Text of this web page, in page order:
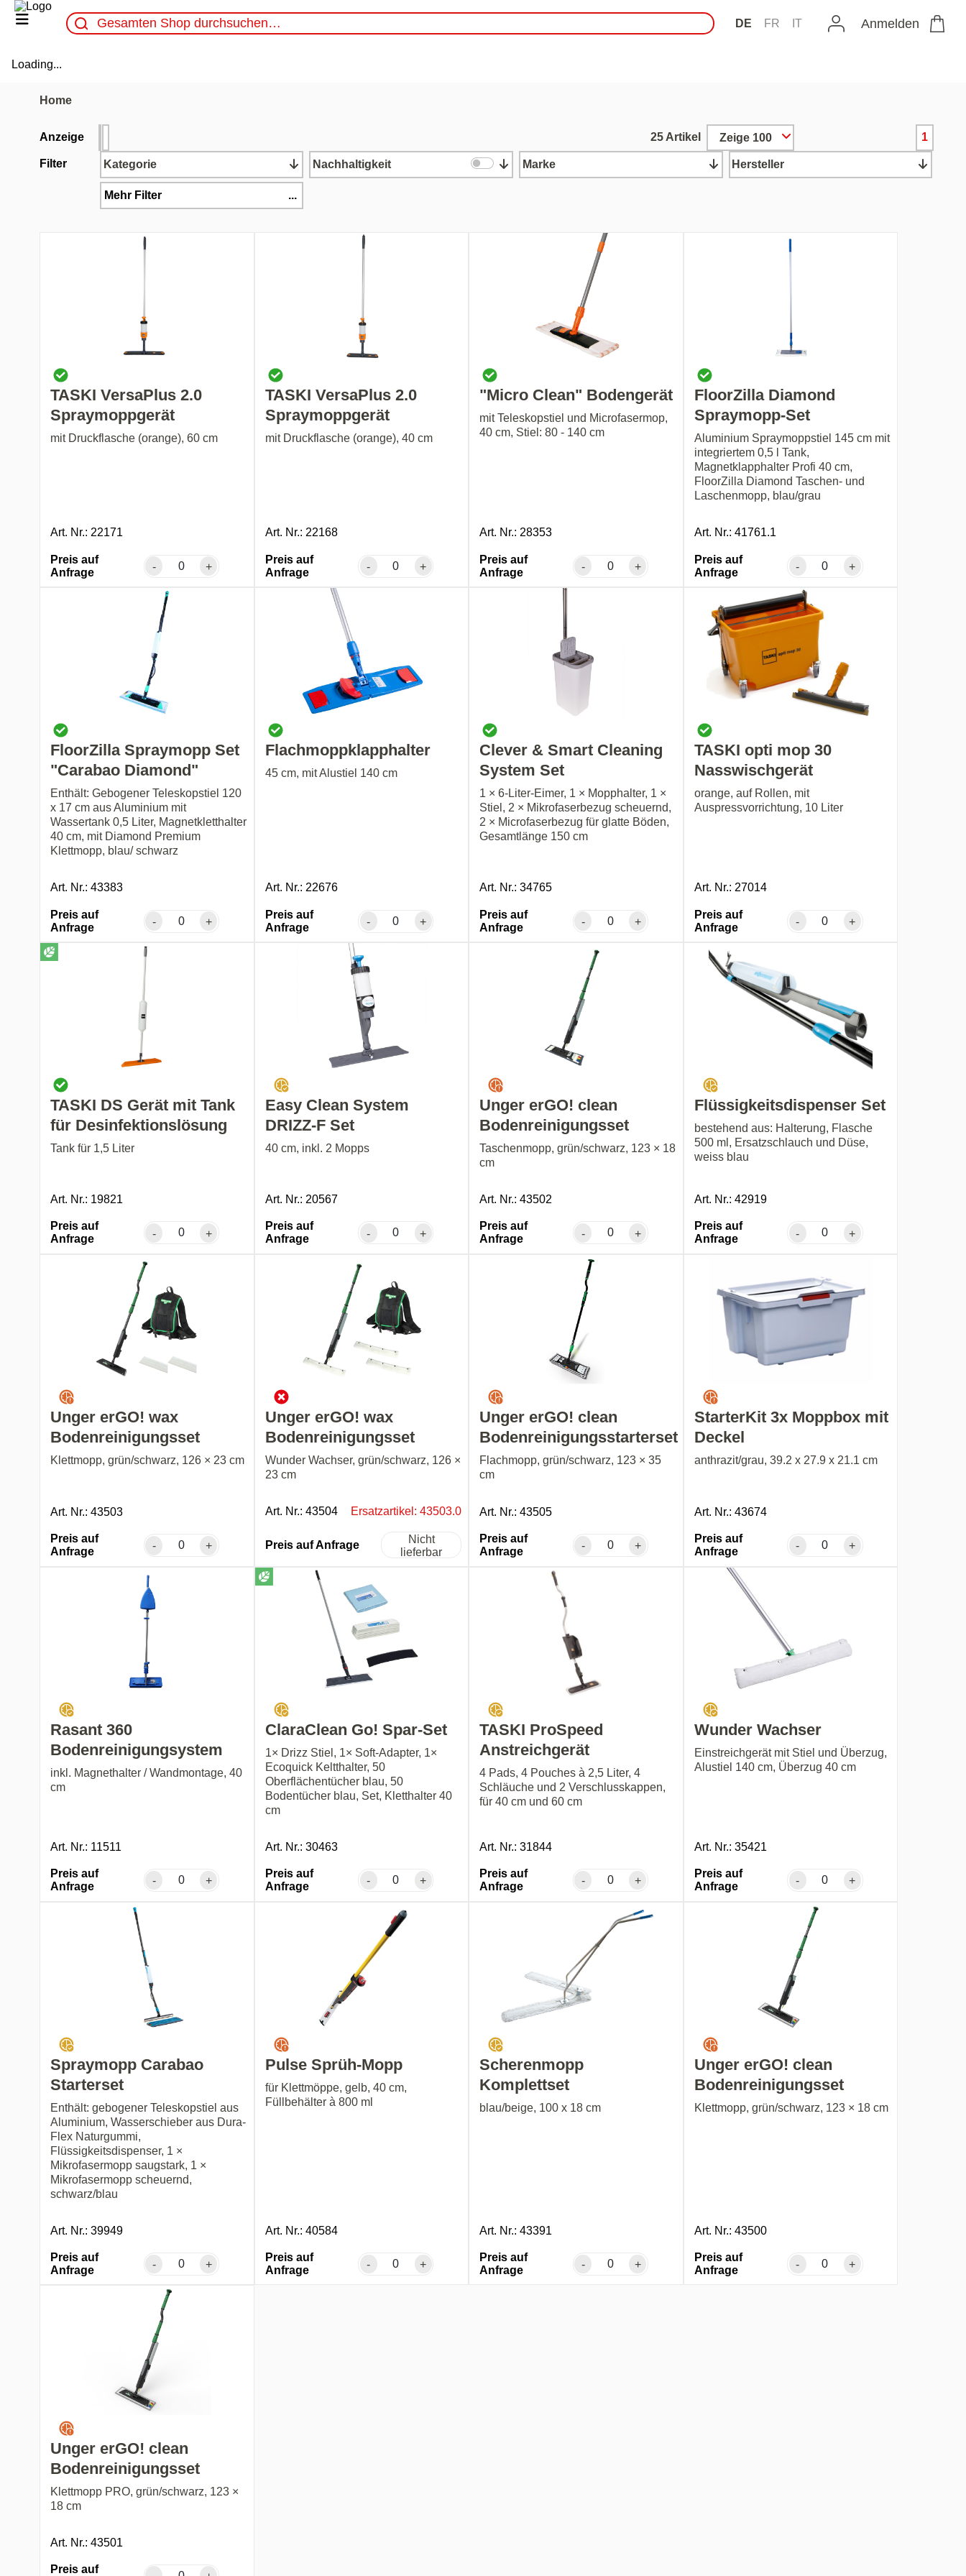
DE FR IT Anmelden
Loading...
Home
Anzeige 25 Artikel Zeige 100 1
Filter Kategorie Nachhaltigkeit Marke Hersteller
Mehr Filter ...
TASKI VersaPlus 2.0
Spraymoppgerät
mit Druckflasche (orange), 60 cm
Art. Nr.: 22171
Preis auf
Anfrage
- +
TASKI VersaPlus 2.0
Spraymoppgerät
mit Druckflasche (orange), 40 cm
Art. Nr.: 22168
Preis auf
Anfrage
- +
"Micro Clean" Bodengerät
mit Teleskopstiel und Microfasermop,
40 cm, Stiel: 80 - 140 cm
Art. Nr.: 28353
Preis auf
Anfrage
- +
FloorZilla Diamond
Spraymopp-Set
Aluminium Spraymoppstiel 145 cm mit
integriertem 0,5 l Tank,
Magnetklapphalter Profi 40 cm,
FloorZilla Diamond Taschen- und
Laschenmopp, blau/grau
Art. Nr.: 41761.1
Preis auf
Anfrage
- +
FloorZilla Spraymopp Set
"Carabao Diamond"
Enthält: Gebogener Teleskopstiel 120
x 17 cm aus Aluminium mit
Wassertank 0,5 Liter, Magnetkletthalter
40 cm, mit Diamond Premium
Klettmopp, blau/ schwarz
Art. Nr.: 43383
Preis auf
Anfrage
- +
Flachmoppklapphalter
45 cm, mit Alustiel 140 cm
Art. Nr.: 22676
Preis auf
Anfrage
- +
Clever & Smart Cleaning
System Set
1 × 6-Liter-Eimer, 1 × Mopphalter, 1 ×
Stiel, 2 × Mikrofaserbezug scheuernd,
2 × Microfaserbezug für glatte Böden,
Gesamtlänge 150 cm
Art. Nr.: 34765
Preis auf
Anfrage
- +
TASKI opti mop 30
Nasswischgerät
orange, auf Rollen, mit
Auspressvorrichtung, 10 Liter
Art. Nr.: 27014
Preis auf
Anfrage
- +
TASKI DS Gerät mit Tank
für Desinfektionslösung
Tank für 1,5 Liter
Art. Nr.: 19821
Preis auf
Anfrage
- +
Easy Clean System
DRIZZ-F Set
40 cm, inkl. 2 Mopps
Art. Nr.: 20567
Preis auf
Anfrage
- +
Unger erGO! clean
Bodenreinigungsset
Taschenmopp, grün/schwarz, 123 × 18
cm
Art. Nr.: 43502
Preis auf
Anfrage
- +
Flüssigkeitsdispenser Set
bestehend aus: Halterung, Flasche
500 ml, Ersatzschlauch und Düse,
weiss blau
Art. Nr.: 42919
Preis auf
Anfrage
- +
Unger erGO! wax
Bodenreinigungsset
Klettmopp, grün/schwarz, 126 × 23 cm
Art. Nr.: 43503
Preis auf
Anfrage
- +
Unger erGO! wax
Bodenreinigungsset
Wunder Wachser, grün/schwarz, 126 ×
23 cm
Art. Nr.: 43504 Ersatzartikel: 43503.0
Preis auf Anfrage
Nicht
lieferbar
Unger erGO! clean
Bodenreinigungsstarterset
Flachmopp, grün/schwarz, 123 × 35
cm
Art. Nr.: 43505
Preis auf
Anfrage
- +
StarterKit 3x Moppbox mit
Deckel
anthrazit/grau, 39.2 x 27.9 x 21.1 cm
Art. Nr.: 43674
Preis auf
Anfrage
- +
Rasant 360
Bodenreinigungsystem
inkl. Magnethalter / Wandmontage, 40
cm
Art. Nr.: 11511
Preis auf
Anfrage
- +
ClaraClean Go! Spar-Set
1× Drizz Stiel, 1× Soft-Adapter, 1×
Ecoquick Keltthalter, 50
Oberflächentücher blau, 50
Bodentücher blau, Set, Kletthalter 40
cm
Art. Nr.: 30463
Preis auf
Anfrage
- +
TASKI ProSpeed
Anstreichgerät
4 Pads, 4 Pouches à 2,5 Liter, 4
Schläuche und 2 Verschlusskappen,
für 40 cm und 60 cm
Art. Nr.: 31844
Preis auf
Anfrage
- +
Wunder Wachser
Einstreichgerät mit Stiel und Überzug,
Alustiel 140 cm, Überzug 40 cm
Art. Nr.: 35421
Preis auf
Anfrage
- +
Spraymopp Carabao
Starterset
Enthält: gebogener Teleskopstiel aus
Aluminium, Wasserschieber aus Dura-
Flex Naturgummi,
Flüssigkeitsdispenser, 1 ×
Mikrofasermopp saugstark, 1 ×
Mikrofasermopp scheuernd,
schwarz/blau
Art. Nr.: 39949
Preis auf
Anfrage
- +
Pulse Sprüh-Mopp
für Klettmöppe, gelb, 40 cm,
Füllbehälter à 800 ml
Art. Nr.: 40584
Preis auf
Anfrage
- +
Scherenmopp
Komplettset
blau/beige, 100 x 18 cm
Art. Nr.: 43391
Preis auf
Anfrage
- +
Unger erGO! clean
Bodenreinigungsset
Klettmopp, grün/schwarz, 123 × 18 cm
Art. Nr.: 43500
Preis auf
Anfrage
- +
Unger erGO! clean
Bodenreinigungsset
Klettmopp PRO, grün/schwarz, 123 ×
18 cm
Art. Nr.: 43501
Preis auf